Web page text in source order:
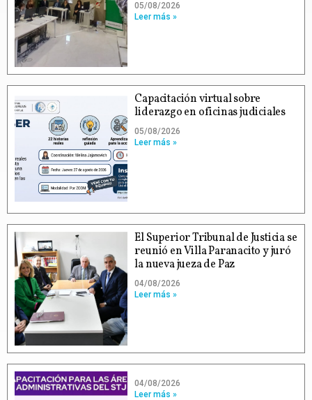
05/08/2026
Leer más »
Capacitación virtual sobre
liderazgo en oficinas judiciales
05/08/2026
Leer más »
El Superior Tribunal de Justicia se
reunió en Villa Paranacito y juró
la nueva jueza de Paz
04/08/2026
Leer más »
04/08/2026
Leer más »